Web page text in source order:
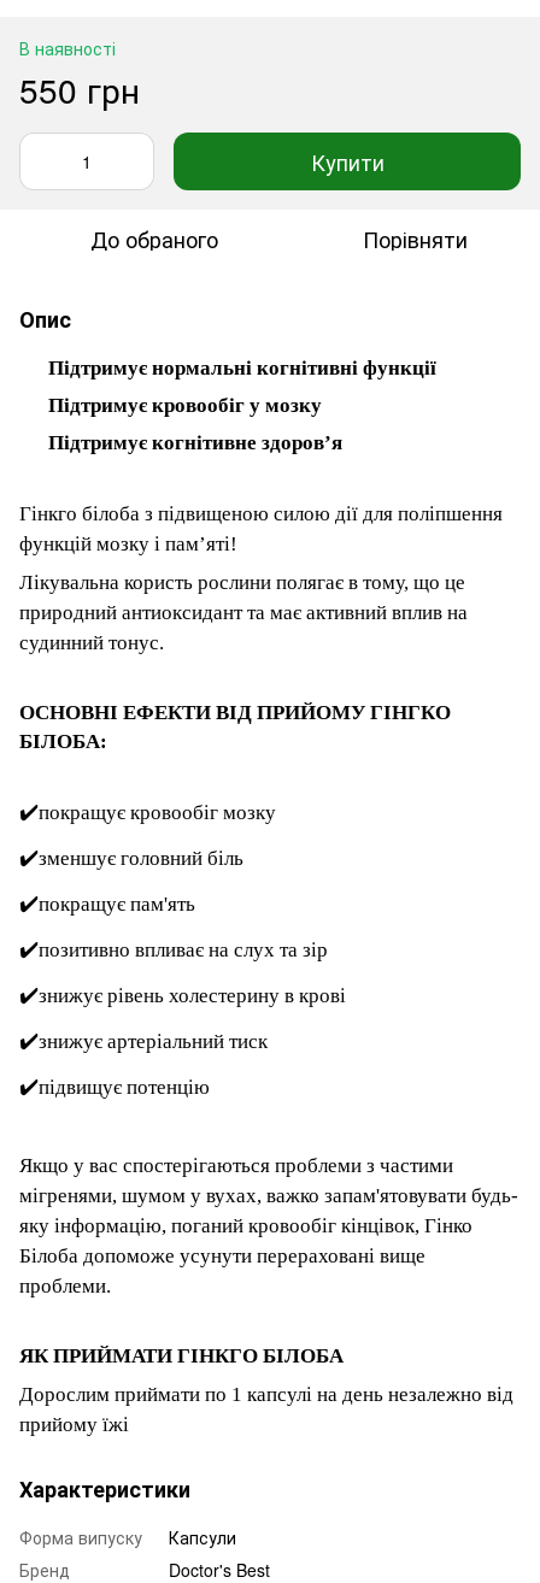
В наявності
550 грн
Купити
До обраного Порівняти
Опис
Підтримує нормальні когнітивні функції
Підтримує кровообіг у мозку
Підтримує когнітивне здоров’я
Гінкго білоба з підвищеною силою дії для поліпшення
функцій мозку і пам’яті!
Лікувальна користь рослини полягає в тому, що це
природний антиоксидант та має активний вплив на
судинний тонус.
ОСНОВНІ ЕФЕКТИ ВІД ПРИЙОМУ ГІНГКО
БІЛОБА:
✔️покращує кровообіг мозку
✔️зменшує головний біль
✔️покращує пам'ять
✔️позитивно впливає на слух та зір
✔️знижує рівень холестерину в крові
✔️знижує артеріальний тиск
✔️підвищує потенцію
Якщо у вас спостерігаються проблеми з частими
мігренями, шумом у вухах, важко запам'ятовувати будь-
яку інформацію, поганий кровообіг кінцівок, Гінко
Білоба допоможе усунути перераховані вище
проблеми.
ЯК ПРИЙМАТИ ГІНКГО БІЛОБА
Дорослим приймати по 1 капсулі на день незалежно від
прийому їжі
Характеристики
Форма випуску
Капсули
Бренд
Doctor's Best